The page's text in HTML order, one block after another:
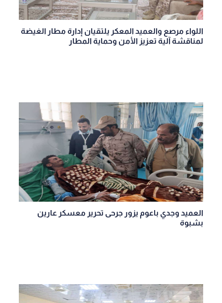
اللواء مرصع والعميد المعكر يلتقيان إدارة مطار الغيضة
لمناقشة آلية تعزيز الأمن وحماية المطار
العميد وجدي باعوم يزور جرحى تحرير معسكر عارين
بشبوة